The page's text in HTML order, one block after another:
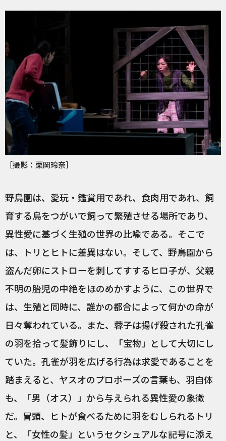
［撮影：栗岡玲奈］
野鳥園は、愛玩・鑑賞用であれ、食肉用であれ、飼
育する鳥をつがいで飼って繁殖させる場所であり、
異性愛に基づく生殖の世界の比喩である。そこで
は、トリとヒトに差異はない。そして、野鳥園から
盗んだ卵にストローを刺してすするヒロ子が、父親
不明の胎児の中絶をほのめかすように、この世界で
は、生殖と同時に、誰かの都合によって何かの命が
日々奪われている。また、蓉子は揚げ殺された孔雀
の羽を拾って髪飾りにし、「宝物」として大切にし
ていた。孔雀が羽を広げる行為は求愛であることを
踏まえると、ヤスオのプロポーズの言葉も、羽自体
も、「男（オス）」から与えられる異性愛の象徴
だ。冒頭、ヒトが食べるために羽をむしられるトリ
と、「女性の髪」というセクシュアルな記号に添え